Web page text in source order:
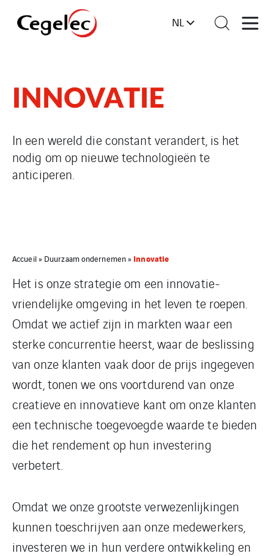
NL
INNOVATIE
In een wereld die constant verandert, is het
nodig om op nieuwe technologieën te
anticiperen.
Accueil» Duurzaam ondernemen» Innovatie
Het is onze strategie om een innovatie-
vriendelijke omgeving in het leven te roepen.
Omdat we actief zijn in markten waar een
sterke concurrentie heerst, waar de beslissing
van onze klanten vaak door de prijs ingegeven
wordt, tonen we ons voortdurend van onze
creatieve en innovatieve kant om onze klanten
een technische toegevoegde waarde te bieden
die het rendement op hun investering
verbetert.
Omdat we onze grootste verwezenlijkingen
kunnen toeschrijven aan onze medewerkers,
investeren we in hun verdere ontwikkeling en